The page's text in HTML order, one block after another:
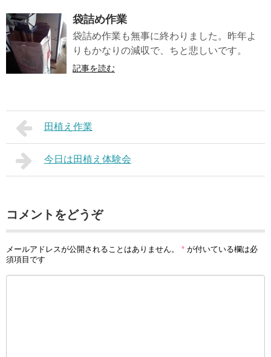
袋詰め作業
袋詰め作業も無事に終わりました。昨年よ
りもかなりの減収で、ちと悲しいです。
記事を読む
田植え作業
今日は田植え体験会
コメントをどうぞ
メールアドレスが公開されることはありません。 * が付いている欄は必
須項目です